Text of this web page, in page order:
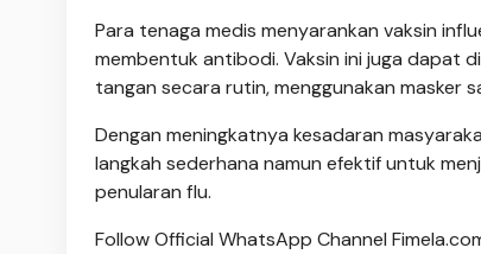
Para tenaga medis menyarankan vaksin
membentuk antibodi. Vaksin ini juga dapat
tangan secara rutin, menggunakan masker
Dengan meningkatnya kesadaran
langkah sederhana namun efektif untuk
penularan flu.
Follow Official WhatsApp Channel